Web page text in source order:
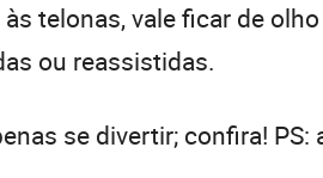
telonas, vale ficar de
ou reassistidas.
se divertir; confira! PS: